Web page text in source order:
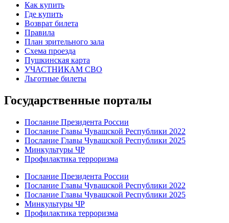
Как купить
Где купить
Возврат билета
Правила
План зрительного зала
Схема проезда
Пушкинская карта
УЧАСТНИКАМ СВО
Льготные билеты
Государственные порталы
Послание Президента России
Послание Главы Чувашской Республики 2022
Послание Главы Чувашской Республики 2025
Минкультуры ЧР
Профилактика терроризма
Послание Президента России
Послание Главы Чувашской Республики 2022
Послание Главы Чувашской Республики 2025
Минкультуры ЧР
Профилактика терроризма